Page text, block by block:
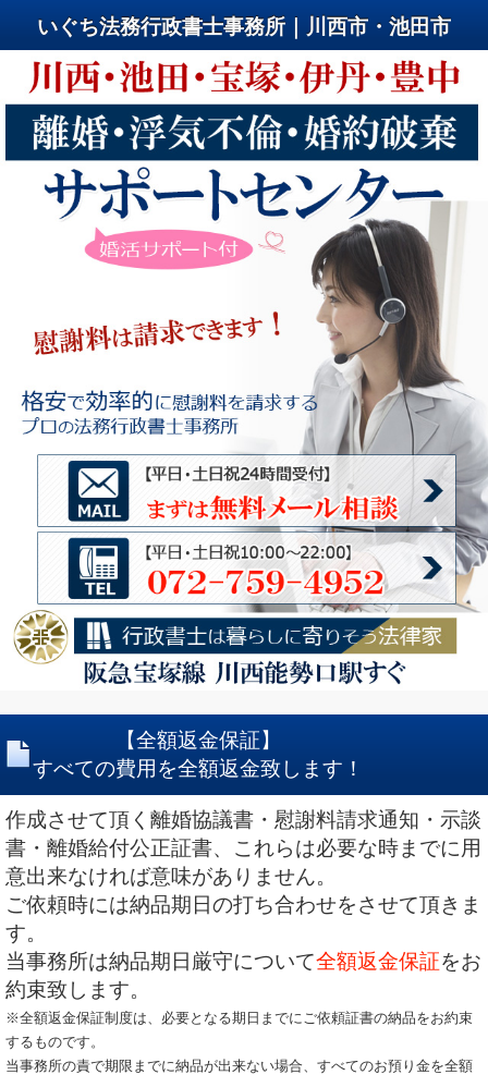
いぐち法務行政書士事務所｜川西市・池田市
【全額返金保証】
すべての費用を全額返金致します！
作成させて頂く離婚協議書・慰謝料請求通知・示談
書・離婚給付公正証書、これらは必要な時までに用
意出来なければ意味がありません。
ご依頼時には納品期日の打ち合わせをさせて頂きま
す。
当事務所は納品期日厳守について全額返金保証をお
約束致します。
※全額返金保証制度は、必要となる期日までにご依頼証書の納品をお約束
するものです。
当事務所の責で期限までに納品が出来ない場合、すべてのお預り金を全額